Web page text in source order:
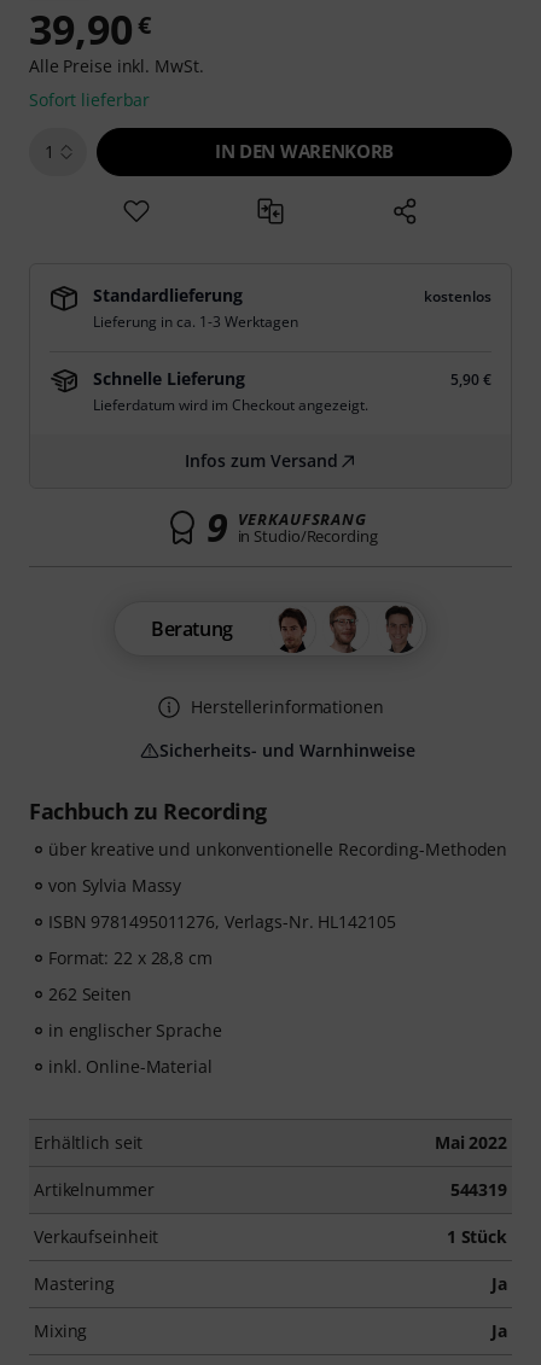
Fachbuch zu Recording
über kreative und unkonventionelle Recording-Methoden
von Sylvia Massy
ISBN 9781495011276, Verlags-Nr. HL142105
Format: 22 x 28,8 cm
262 Seiten
in englischer Sprache
inkl. Online-Material
Erhältlich seit Mai 2022
Artikelnummer 544319
Verkaufseinheit 1 Stück
Mastering Ja
Mixing Ja
39,90€
Alle Preise inkl. MwSt.
Sofort lieferbar
1 IN DEN WARENKORB
Standardlieferung
kostenlos
Lieferung in ca. 1-3 Werktagen
Schnelle Lieferung
5,90 €
Lieferdatum wird im Checkout angezeigt.
Infos zum Versand
9 VERKAUFSRANG
in Studio/Recording
Beratung
Herstellerinformationen
Sicherheits- und Warnhinweise